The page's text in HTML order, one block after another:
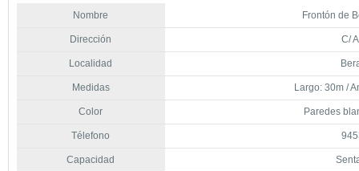
Nombre Frontón de
Dirección C/
Localidad
Medidas Largo: 30m /
Color Paredes
Télefono
Capacidad